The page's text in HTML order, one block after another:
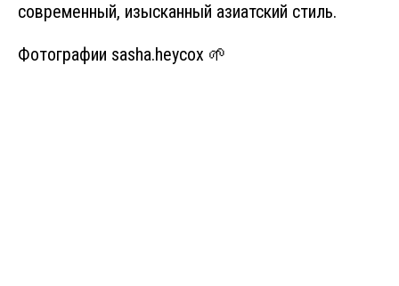
современный, изысканный азиатский стиль.
Фотографии sasha.heycox 🌱